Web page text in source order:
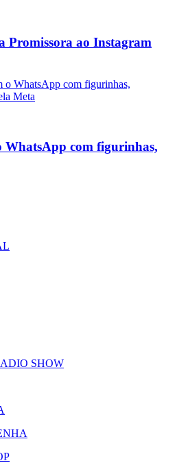
Promissora ao Instagram
WhatsApp com figurinhas,